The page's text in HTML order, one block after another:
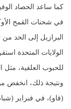
كما ساعد الحصاد
في شحنات القمح
البرازيل إلى الحد
الولايات المتحدة
للحبوب العلفية، مثل
ونتيجة ذلك، انخفض